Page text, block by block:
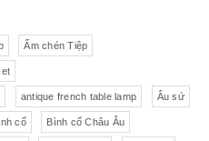
Ấm chén Tiệp
antique french table lamp Âu sứ
cổ Bình cổ Châu Âu